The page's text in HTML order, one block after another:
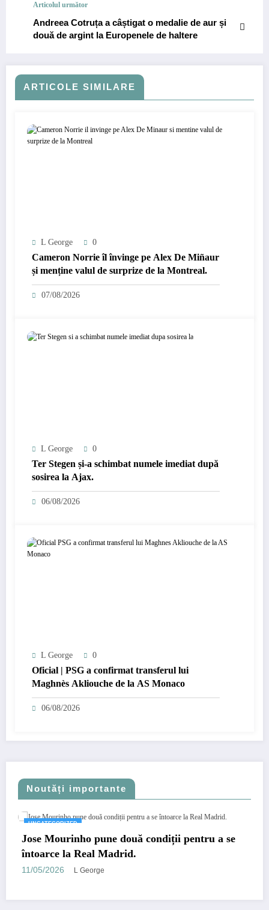
Articolul următor
Andreea Cotruța a câștigat o medalie de aur și
două de argint la Europenele de haltere
ARTICOLE SIMILARE
L George 0
Cameron Norrie îl învinge pe Alex De Miñaur
și menține valul de surprize de la Montreal.
07/08/2026
L George 0
Ter Stegen și-a schimbat numele imediat după
sosirea la Ajax.
06/08/2026
L George 0
Oficial | PSG a confirmat transferul lui
Maghnès Akliouche de la AS Monaco
06/08/2026
Noutăți importante
UNCATEGORIZED
Jose Mourinho pune două condiții pentru a se
întoarce la Real Madrid.
11/05/2026 L George